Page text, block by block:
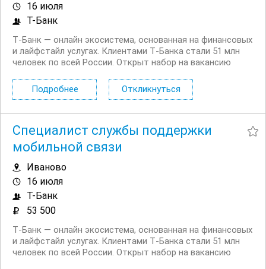
16 июля
Т-Банк
Т‑Банк — онлайн экосистема, основанная на финансовых
и лайфстайл услугах. Клиентами Т‑Банка стали 51 млн
человек по всей России. Открыт набор на вакансию
будете делать: Консультировать клиентов по
депозитным продуктам на входящих звонках...
Подробнее Откликнуться
Специалист службы поддержки
мобильной связи
Иваново
16 июля
Т-Банк
53 500
Т‑Банк — онлайн экосистема, основанная на финансовых
и лайфстайл услугах. Клиентами Т‑Банка стали 51 млн
человек по всей России. Открыт набор на вакансию